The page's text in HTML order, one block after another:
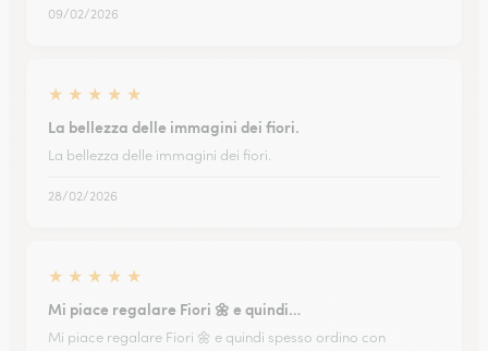
09/02/2026
★ ★ ★ ★ ★
La bellezza delle immagini dei fiori.
La bellezza delle immagini dei fiori.
28/02/2026
★ ★ ★ ★ ★
Mi piace regalare Fiori 🌼 e quindi…
Mi piace regalare Fiori 🌼 e quindi spesso ordino con